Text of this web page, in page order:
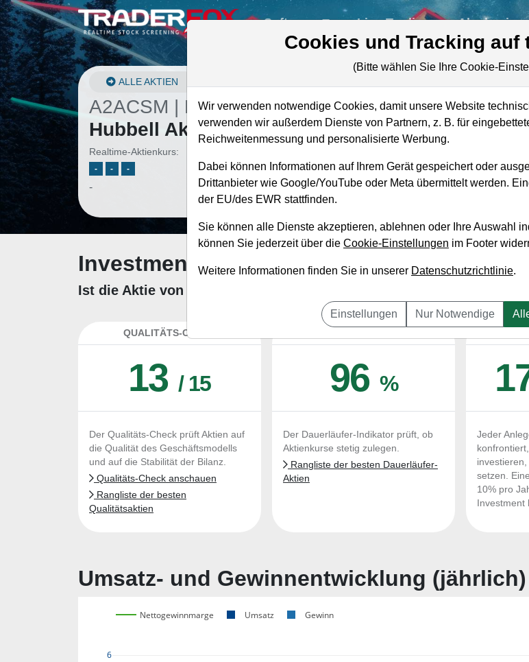
Software Live-Trading Akademie
ALLE AKTIEN
A2ACSM | HUBB–
Hubbell Aktie
Realtime-Aktienkurs:
- - -
-
Marktkapitalisierung 26,94
Unternehmenswert
Umsatz 5,84
Investment-Check: Kaufempfehlung?
Ist die Aktie von Hubbell zum Kaufen und Liegenlassen geeignet?
QUALITÄTS-CHECK
13/ 15
Der Qualitäts-Check prüft Aktien auf
die Qualität des Geschäftsmodells
und auf die Stabilität der Bilanz.
Qualitäts-Check anschauen
Rangliste der besten
Qualitätsaktien
96 %
Der Dauerläufer-Indikator prüft, ob
Aktienkurse stetig zulegen.
Rangliste der besten Dauerläufer-
Aktien
Jeder
setzen.
10% pro
Umsatz- und Gewinnentwicklung (jährlich)
6
Nettogewinnmarge Umsatz Gewinn
Cookies und Tracking auf
(Bitte wählen Sie Ihre Cookie-
Wir verwenden notwendige Cookies, damit unsere Website
verwenden wir außerdem Dienste von Partnern, z. B. für
Reichweitenmessung und personalisierte Werbung.
Dabei können Informationen auf Ihrem Gerät gespeichert oder
Drittanbieter wie Google/YouTube oder Meta übermittelt werden.
der EU/des EWR stattfinden.
Sie können alle Dienste akzeptieren, ablehnen oder Ihre Auswahl
können Sie jederzeit über die Cookie-Einstellungen im Footer
Weitere Informationen finden Sie in unserer Datenschutzrichtlinie.
Einstellungen Nur Notwendige